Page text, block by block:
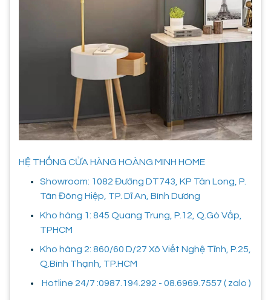
HỆ THỐNG CỬA HÀNG HOÀNG MINH HOME
Showroom: 1082 Đường DT743, KP Tân Long, P.
Tân Đông Hiệp, TP. Dĩ An, Bình Dương
Kho hàng 1: 845 Quang Trung, P.12, Q.Gò Vấp,
TPHCM
Kho hàng 2: 860/60 D/27 Xô Viết Nghệ Tĩnh, P.25,
Q.Bình Thạnh, TP.HCM
Hotline 24/7 :0987.194.292 - 08.6969.7557 ( zalo )